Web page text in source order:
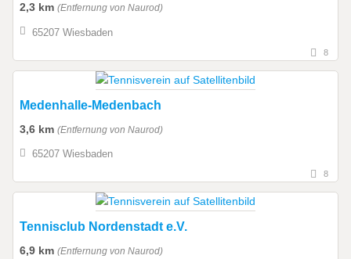
2,3 km (Entfernung von Naurod)
65207 Wiesbaden
8
Medenhalle-Medenbach
3,6 km (Entfernung von Naurod)
65207 Wiesbaden
8
Tennisclub Nordenstadt e.V.
6,9 km (Entfernung von Naurod)